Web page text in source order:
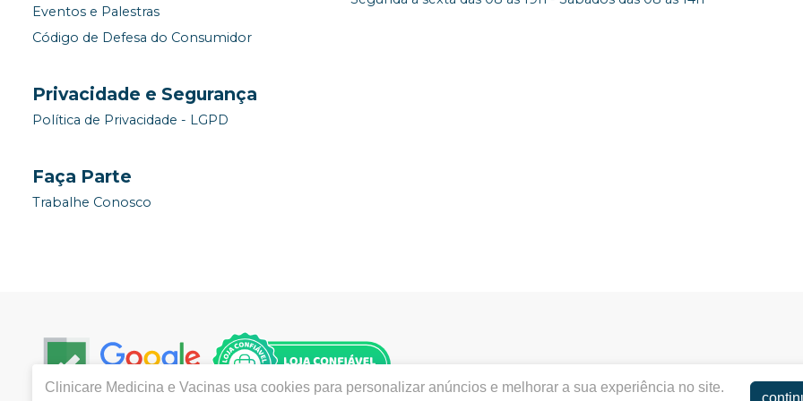
Eventos e Palestras
Código de Defesa do Consumidor
Privacidade e Segurança
Política de Privacidade - LGPD
Faça Parte
Trabalhe Conosco
Clinicare Medicina e Vacinas usa cookies para personalizar anúncios e melhorar a sua experiência no site.